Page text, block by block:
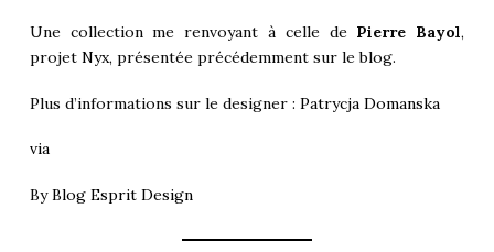
Une collection me renvoyant à celle de Pierre Bayol,
projet Nyx, présentée précédemment sur le blog.
Plus d’informations sur le designer : Patrycja Domanska
via
ByBlog Esprit Design